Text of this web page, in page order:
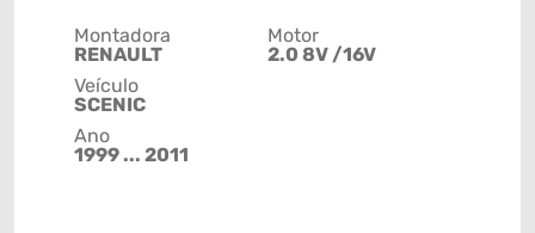
Montadora
RENAULT
Veículo
SCENIC
Ano
1999 ... 2011
Motor
2.0 8V /16V